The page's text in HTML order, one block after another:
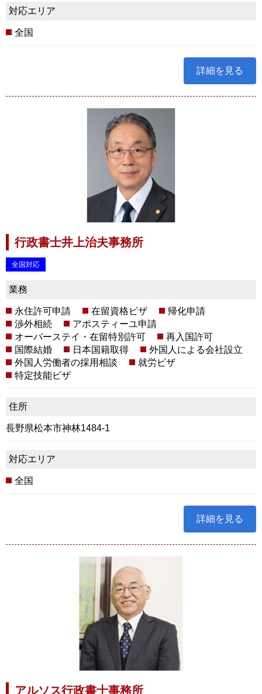
対応エリア
全国
詳細を見る
行政書士井上治夫事務所
全国対応
業務
永住許可申請 在留資格ビザ
帰化申請
渉外相続
アポスティーユ申請
オーバーステイ・在留特別許可
再入国許可
国際結婚
日本国籍取得
外国人による会社設立
外国人労働者の採用相談
就労ビザ
特定技能ビザ
住所
長野県松本市神林1484-1
対応エリア
全国
詳細を見る
アルソス行政書士事務所